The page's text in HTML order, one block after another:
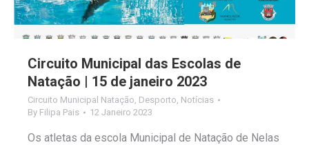
Circuito Municipal das Escolas de
Natação | 15 de janeiro 2023
Circuito Municipal Natação Desporto Notícias
By Filipa Pais 12 Janeiro 2023
Os atletas da escola Municipal de Natação de Nelas